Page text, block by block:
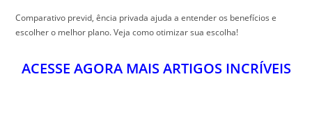
Comparativo previd, ência privada ajuda a entender os benefícios e
escolher o melhor plano. Veja como otimizar sua escolha!
ACESSE AGORA MAIS ARTIGOS INCRÍVEIS